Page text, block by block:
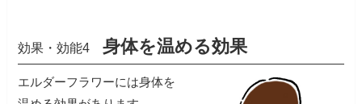
効果・効能4身体を温める効果
エルダーフラワーには身体を